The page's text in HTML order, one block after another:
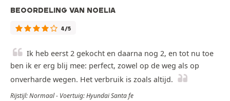
BEOORDELING VAN NOELIA
4/5
Ik heb eerst 2 gekocht en daarna nog 2, en tot nu toe
ben ik er erg blij mee: perfect, zowel op de weg als op
onverharde wegen. Het verbruik is zoals altijd.
Rijstijl: Normaal - Voertuig: Hyundai Santa fe